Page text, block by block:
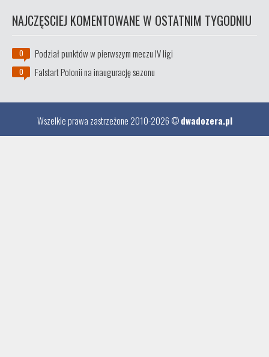
NAJCZĘSCIEJ KOMENTOWANE W OSTATNIM TYGODNIU
0 Podział punktów w pierwszym meczu IV ligi
0 Falstart Polonii na inaugurację sezonu
Wszelkie prawa zastrzeżone 2010-2026 ©dwadozera.pl